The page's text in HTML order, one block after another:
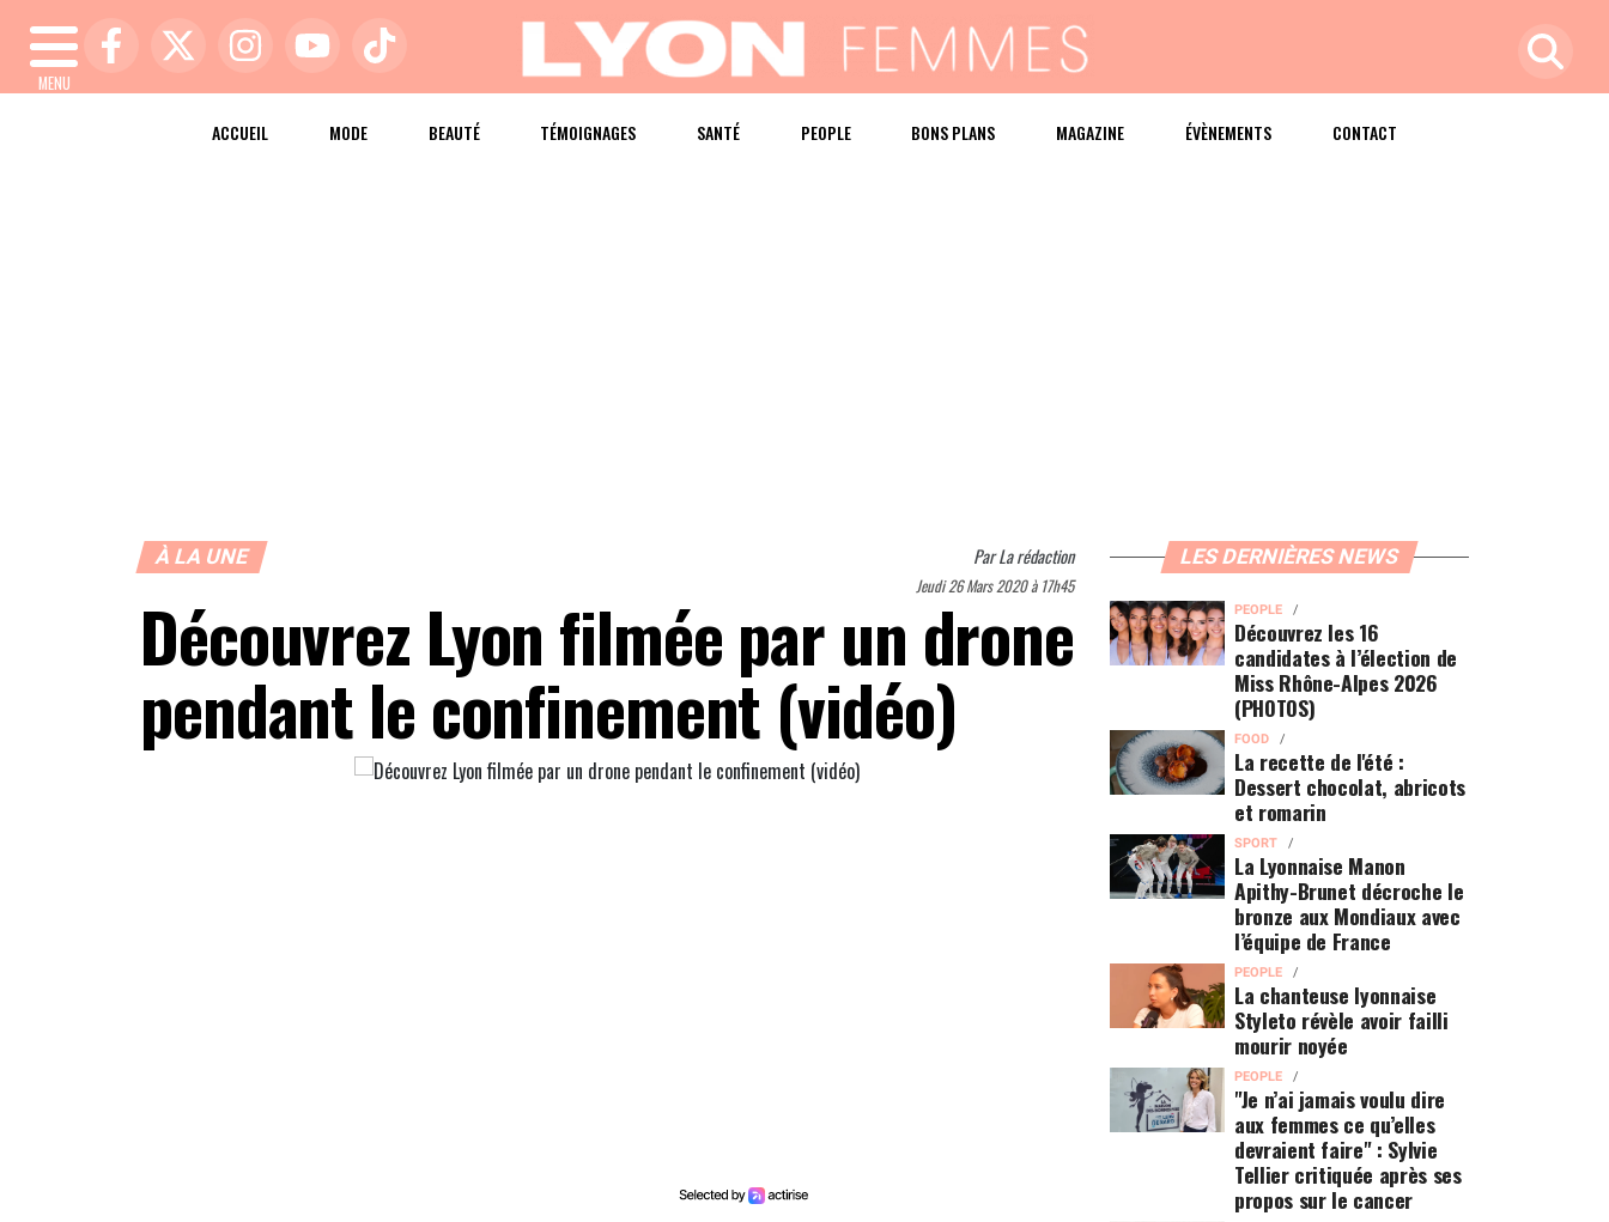
MENU
ACCUEIL MODE BEAUTÉ TÉMOIGNAGES SANTÉ PEOPLE BONS PLANS MAGAZINE ÉVÈNEMENTS CONTACT
À LA UNE ParLa rédaction
Jeudi 26 Mars 2020 à 17h45
Découvrez Lyon filmée par un drone
pendant le confinement (vidéo)
LES DERNIÈRES NEWS
PEOPLE
Découvrez les 16
candidates à l’élection de
Miss Rhône-Alpes 2026
(PHOTOS)
FOOD
La recette de l'été :
Dessert chocolat, abricots
et romarin
SPORT
La Lyonnaise Manon
Apithy-Brunet décroche le
bronze aux Mondiaux avec
l’équipe de France
PEOPLE
La chanteuse lyonnaise
Styleto révèle avoir failli
mourir noyée
PEOPLE
"Je n’ai jamais voulu dire
aux femmes ce qu’elles
devraient faire" : Sylvie
Tellier critiquée après ses
propos sur le cancer